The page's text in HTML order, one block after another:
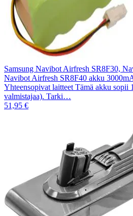
Samsung Navibot Airfresh SR8F30,
Navibot Airfresh SR8F40 akku
Yhteensopivat laitteet Tämä akku sopii
valmistajaa). Tarki…
51,95 €